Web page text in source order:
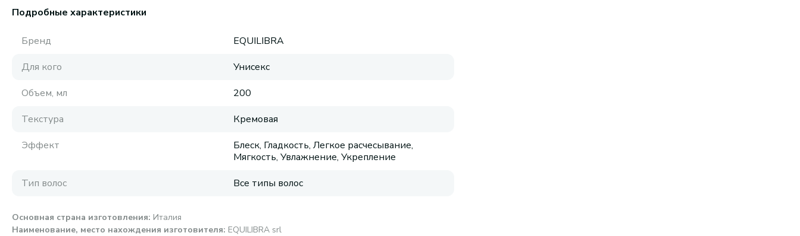
Подробные характеристики
Бренд
EQUILIBRA
Для кого
Унисекс
Объем, мл
200
Текстура
Кремовая
Эффект
Блеск, Гладкость, Легкое расчесывание,
Мягкость, Увлажнение, Укрепление
Тип волос
Все типы волос
Основная страна изготовления: Италия
Наименование, место нахождения изготовителя: EQUILIBRA srl